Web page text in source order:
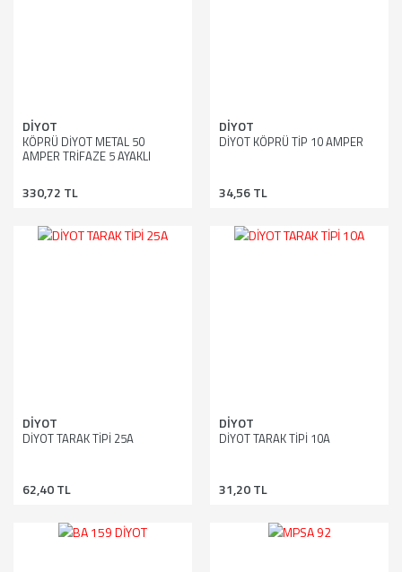
DİYOT
KÖPRÜ DİYOT METAL 50
AMPER TRİFAZE 5 AYAKLI
330,72 TL
DİYOT
DİYOT KÖPRÜ TİP 10 AMPER
34,56 TL
DİYOT
DİYOT TARAK TİPİ 25A
62,40 TL
DİYOT
DİYOT TARAK TİPİ 10A
31,20 TL